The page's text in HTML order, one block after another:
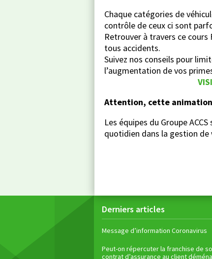
Chaque catégories de
contrôle de ceux ci sont
Retrouver à travers ce
tous accidents.
Suivez nos conseils pour
l’augmentation de vos
Attention, cette animation
Les équipes du Groupe
quotidien dans la gestion de
Derniers articles
Message d’information Coronavirus
Peut-on répercuter la franchise de
contrat d’assurance au client